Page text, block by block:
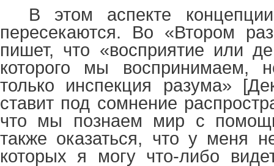
В этом аспекте
пересекаются. Во «Втором
пишет, что «восприятие или
которого мы воспринимаем,
только инспекция разума»
ставит под сомнение
что мы познаем мир с
также оказаться, что у меня
которых я могу что-либо